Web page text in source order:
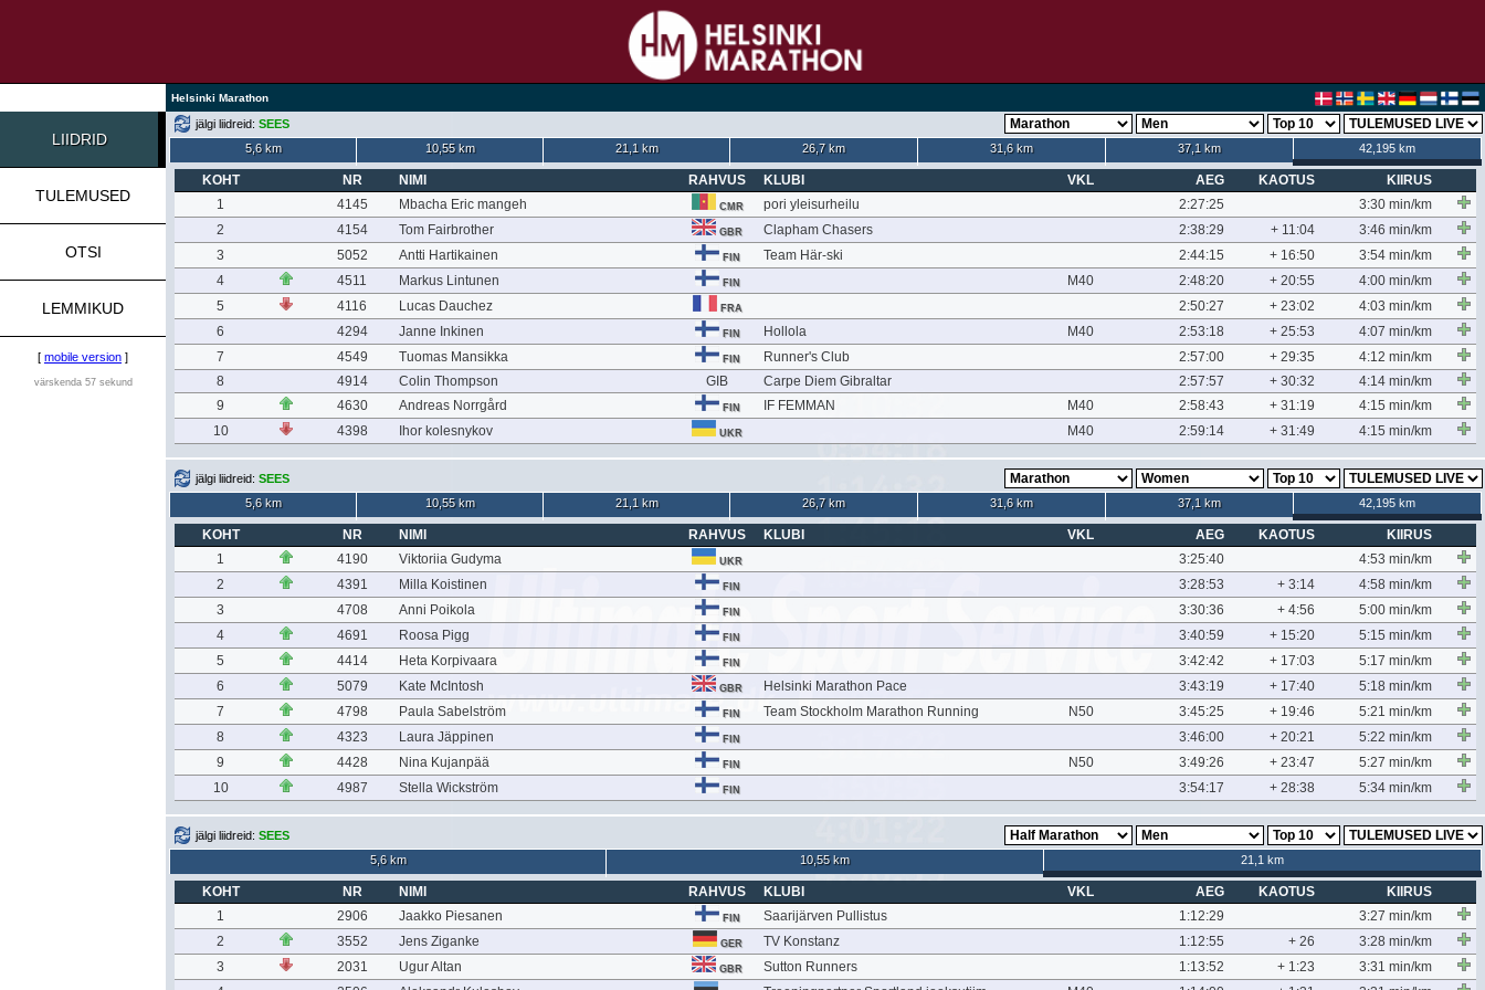
Helsinki Marathon
LIIDRID
TULEMUSED
OTSI
LEMMIKUD
[ mobile version ]
värskenda 57 sekund
jälgi liidreid: SEES
5,6 km
10,55 km 21,1 km 26,7 km 31,6 km 37,1 km 42,195 km
KOHT NR NIMI RAHVUS KLUBI VKL AEG KAOTUS
KIIRUS
1
4145 Mbacha Eric mangeh CMR pori yleisurheilu 2:27:25
3:30 min/km
2
4154 Tom Fairbrother GBR Clapham Chasers 2:38:29 + 11:04
3:46 min/km
3
5052 Antti Hartikainen FIN Team Här-ski 2:44:15 + 16:50
3:54 min/km
4
4511 Markus Lintunen FIN M40 2:48:20 + 20:55
4:00 min/km
5
4116 Lucas Dauchez FRA 2:50:27 + 23:02
4:03 min/km
6
4294 Janne Inkinen FIN Hollola M40 2:53:18 + 25:53
4:07 min/km
7
4549 Tuomas Mansikka FIN Runner's Club 2:57:00 + 29:35
4:12 min/km
8
4914 Colin Thompson GIB Carpe Diem Gibraltar 2:57:57 + 30:32
4:14 min/km
9
4630 Andreas Norrgård FIN IF FEMMAN M40 2:58:43 + 31:19
4:15 min/km
10
4398 Ihor kolesnykov UKR M40 2:59:14 + 31:49 4:15 min/km
jälgi liidreid: SEES
5,6 km
10,55 km 21,1 km 26,7 km 31,6 km 37,1 km 42,195 km
KOHT NR NIMI RAHVUS KLUBI VKL AEG KAOTUS
KIIRUS
1
4190 Viktoriia Gudyma UKR 3:25:40
4:53 min/km
2
4391 Milla Koistinen FIN 3:28:53 + 3:14
4:58 min/km
3
4708 Anni Poikola FIN 3:30:36 + 4:56
5:00 min/km
4
4691 Roosa Pigg FIN 3:40:59 + 15:20
5:15 min/km
5
4414 Heta Korpivaara FIN 3:42:42 + 17:03
5:17 min/km
6
5079 Kate McIntosh GBR Helsinki Marathon Pace 3:43:19 + 17:40
5:18 min/km
7
4798 Paula Sabelström FIN Team Stockholm Marathon Running N50 3:45:25 + 19:46
5:21 min/km
8
4323 Laura Jäppinen FIN 3:46:00 + 20:21
5:22 min/km
9
4428 Nina Kujanpää FIN N50 3:49:26 + 23:47
5:27 min/km
10
4987 Stella Wickström FIN 3:54:17 + 28:38 5:34 min/km
jälgi liidreid: SEES
5,6 km
10,55 km 21,1 km
KOHT NR NIMI RAHVUS KLUBI VKL AEG KAOTUS
KIIRUS
1
2906 Jaakko Piesanen FIN Saarijärven Pullistus 1:12:29
3:27 min/km
2
3552 Jens Ziganke GER TV Konstanz 1:12:55 + 26
3:28 min/km
3
2031 Ugur Altan GBR Sutton Runners 1:13:52 + 1:23
3:31 min/km